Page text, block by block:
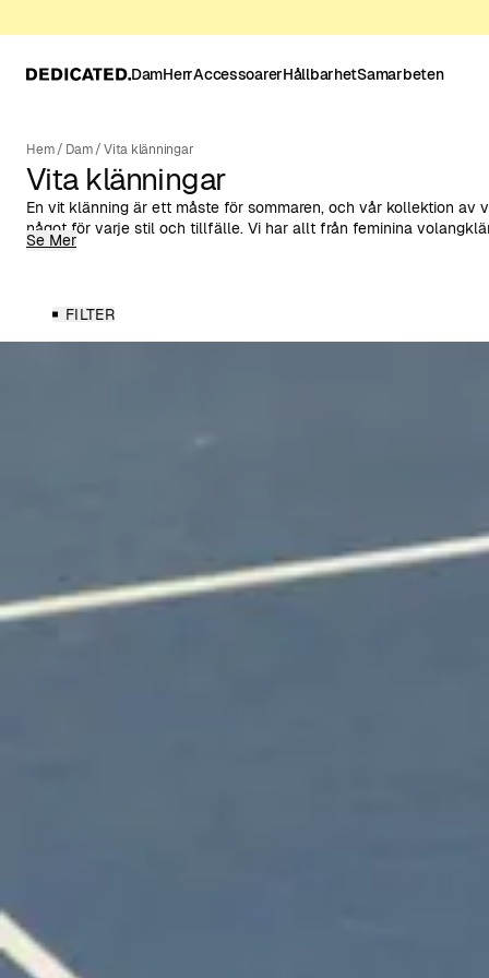
DamHerrAccessoarerHållbarhetSamarbeten
Hem/ Dam/Vita klänningar
Vita klänningar
En vit klänning är ett måste för sommaren, och vår kollektion av
något för varje stil och tillfälle. Vi har allt från feminina
avslappnade T-shirtklänningar tillverkade av ekologisk bomull och
touch, medan nyanser av benvitt, beige och naturvitt ger en
Se Mer
FILTER